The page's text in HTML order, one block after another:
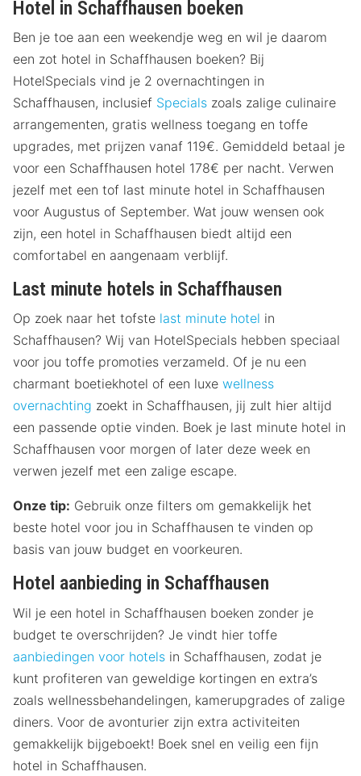
Hotel in Schaffhausen boeken
Ben je toe aan een weekendje weg en wil je daarom
een zot hotel in Schaffhausen boeken? Bij
HotelSpecials vind je 2 overnachtingen in
Schaffhausen, inclusief Specials zoals zalige culinaire
arrangementen, gratis wellness toegang en toffe
upgrades, met prijzen vanaf 119€. Gemiddeld betaal je
voor een Schaffhausen hotel 178€ per nacht. Verwen
jezelf met een tof last minute hotel in Schaffhausen
voor Augustus of September. Wat jouw wensen ook
zijn, een hotel in Schaffhausen biedt altijd een
comfortabel en aangenaam verblijf.
Last minute hotels in Schaffhausen
Op zoek naar het tofste last minute hotel in
Schaffhausen? Wij van HotelSpecials hebben speciaal
voor jou toffe promoties verzameld. Of je nu een
charmant boetiekhotel of een luxe wellness
overnachting zoekt in Schaffhausen, jij zult hier altijd
een passende optie vinden. Boek je last minute hotel in
Schaffhausen voor morgen of later deze week en
verwen jezelf met een zalige escape.
Onze tip: Gebruik onze filters om gemakkelijk het
beste hotel voor jou in Schaffhausen te vinden op
basis van jouw budget en voorkeuren.
Hotel aanbieding in Schaffhausen
Wil je een hotel in Schaffhausen boeken zonder je
budget te overschrijden? Je vindt hier toffe
aanbiedingen voor hotels in Schaffhausen, zodat je
kunt profiteren van geweldige kortingen en extra’s
zoals wellnessbehandelingen, kamerupgrades of zalige
diners. Voor de avonturier zijn extra activiteiten
gemakkelijk bijgeboekt! Boek snel en veilig een fijn
hotel in Schaffhausen.